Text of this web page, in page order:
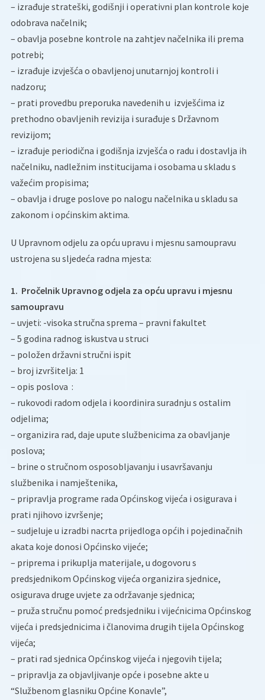
– izrađuje strateški, godišnji i operativni plan kontrole koje
odobrava načelnik;
– obavlja posebne kontrole na zahtjev načelnika ili prema
potrebi;
– izrađuje izvješća o obavljenoj unutarnjoj kontroli i
nadzoru;
– prati provedbu preporuka navedenih u izvješćima iz
prethodno obavljenih revizija i surađuje s Državnom
revizijom;
– izrađuje periodična i godišnja izvješća o radu i dostavlja ih
načelniku, nadležnim institucijama i osobama u skladu s
važećim propisima;
– obavlja i druge poslove po nalogu načelnika u skladu sa
zakonom i općinskim aktima.
U Upravnom odjelu za opću upravu i mjesnu samoupravu
ustrojena su sljedeća radna mjesta:
1. Pročelnik Upravnog odjela za opću upravu i mjesnu
samoupravu
– uvjeti: -visoka stručna sprema – pravni fakultet
– 5 godina radnog iskustva u struci
– položen državni stručni ispit
– broj izvršitelja: 1
– opis poslova :
– rukovodi radom odjela i koordinira suradnju s ostalim
odjelima;
– organizira rad, daje upute službenicima za obavljanje
poslova;
– brine o stručnom osposobljavanju i usavršavanju
službenika i namještenika,
– pripravlja programe rada Općinskog vijeća i osigurava i
prati njihovo izvršenje;
– sudjeluje u izradbi nacrta prijedloga općih i pojedinačnih
akata koje donosi Općinsko vijeće;
– priprema i prikuplja materijale, u dogovoru s
predsjednikom Općinskog vijeća organizira sjednice,
osigurava druge uvjete za održavanje sjednica;
– pruža stručnu pomoć predsjedniku i vijećnicima Općinskog
vijeća i predsjednicima i članovima drugih tijela Općinskog
vijeća;
– prati rad sjednica Općinskog vijeća i njegovih tijela;
– pripravlja za objavljivanje opće i posebne akte u
“Službenom glasniku Općine Konavle”,